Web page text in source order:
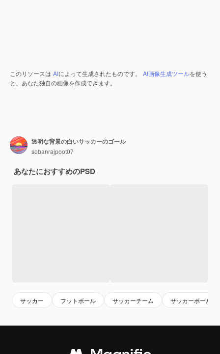
このリソースは AIによって生成されたものです。 AI画像生成ツールを使う
と、あなた独自の画像を作成できます。
透明な背景の白いサッカーのゴール
sobanrajpoot07
あなたにおすすめのPSD
サッカー フットボール サッカーチーム サッカーボール